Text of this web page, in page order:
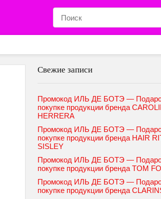
Свежие записи
Промокод ИЛЬ ДЕ БОТЭ —
покупке продукции бренда
HERRERA
Промокод ИЛЬ ДЕ БОТЭ —
покупке продукции бренда HAIR
SISLEY
Промокод ИЛЬ ДЕ БОТЭ —
покупке продукции бренда TOM
Промокод ИЛЬ ДЕ БОТЭ —
покупке продукции бренда